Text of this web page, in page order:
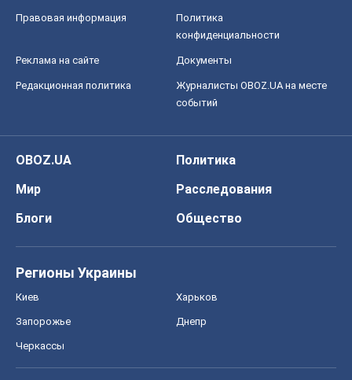
Правовая информация
Политика
конфиденциальности
Реклама на сайте Документы
Редакционная политика
Журналисты OBOZ.UA на месте
событий
OBOZ.UA
Политика
Мир
Расследования
Блоги
Общество
Регионы Украины
Киев Харьков
Запорожье Днепр
Черкассы